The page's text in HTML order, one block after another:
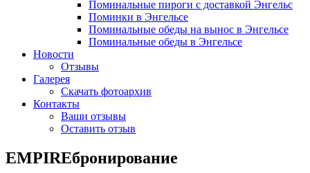
Поминальные пироги с доставкой Энгельс
Поминки в Энгельсе
Поминальные обеды на вынос в Энгельсе
Поминальные обеды в Энгельсе
Новости
Отзывы
Галерея
Скачать фотоархив
Контакты
Ваши отзывы
Оставить отзыв
EMPIREбронирование